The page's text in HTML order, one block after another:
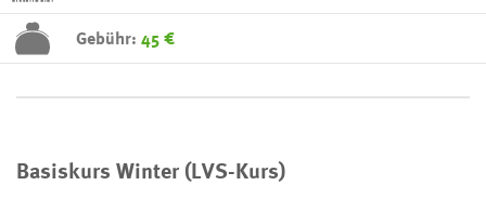
Gebühr: 45 €
Basiskurs Winter (LVS-Kurs)